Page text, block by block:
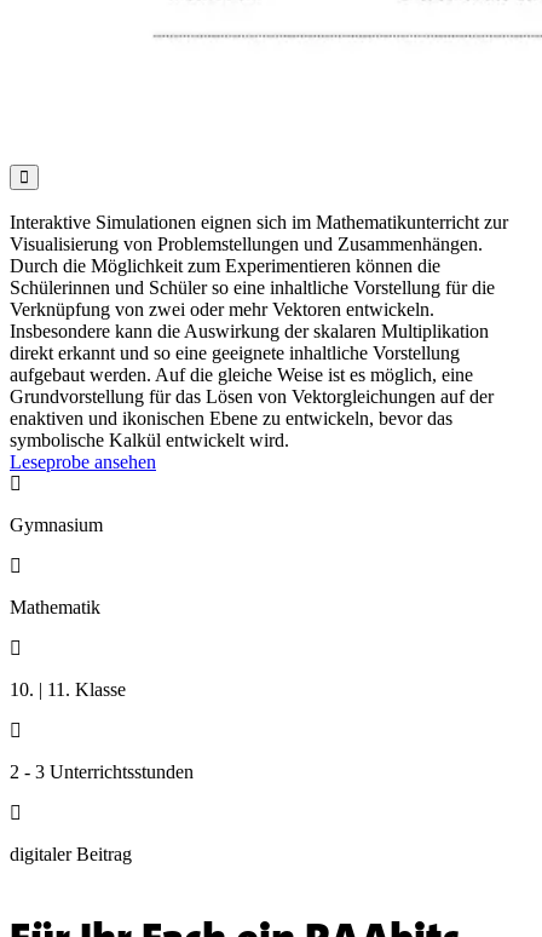

Interaktive Simulationen eignen sich im Mathematikunterricht zur
Visualisierung von Problemstellungen und Zusammenhängen.
Durch die Möglichkeit zum Experimentieren können die
Schülerinnen und Schüler so eine inhaltliche Vorstellung für die
Verknüpfung von zwei oder mehr Vektoren entwickeln.
Insbesondere kann die Auswirkung der skalaren Multiplikation
direkt erkannt und so eine geeignete inhaltliche Vorstellung
aufgebaut werden. Auf die gleiche Weise ist es möglich, eine
Grundvorstellung für das Lösen von Vektorgleichungen auf der
enaktiven und ikonischen Ebene zu entwickeln, bevor das
symbolische Kalkül entwickelt wird.
Leseprobe ansehen

Gymnasium

Mathematik

10. | 11. Klasse

2 - 3 Unterrichtsstunden

digitaler Beitrag